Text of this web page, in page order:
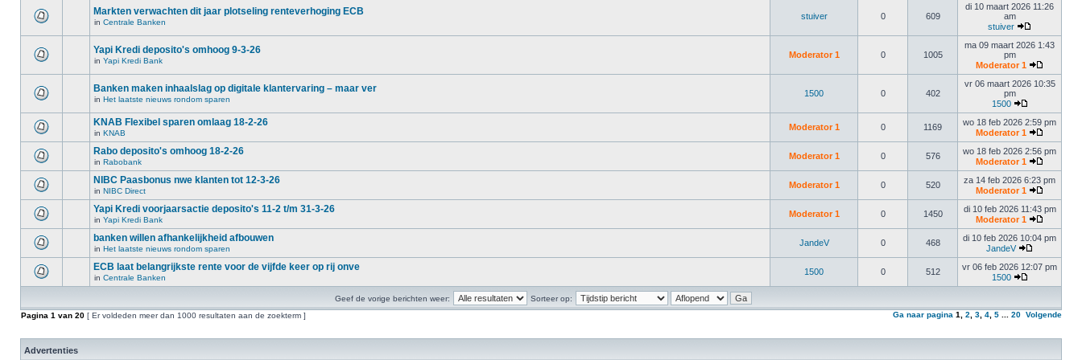
Markten verwachten dit jaar plotseling renteverhoging ECB
in Centrale Banken
stuiver 0 609
di 10 maart 2026 11:26
am
stuiver
Yapi Kredi deposito's omhoog 9-3-26
in Yapi Kredi Bank
Moderator 1 0 1005
ma 09 maart 2026 1:43
pm
Moderator 1
Banken maken inhaalslag op digitale klantervaring – maar ver
in Het laatste nieuws rondom sparen
1500 0 402
vr 06 maart 2026 10:35
pm
1500
KNAB Flexibel sparen omlaag 18-2-26
in KNAB
Moderator 1 0 1169
wo 18 feb 2026 2:59 pm
Moderator 1
Rabo deposito's omhoog 18-2-26
in Rabobank
Moderator 1 0 576
wo 18 feb 2026 2:56 pm
Moderator 1
NIBC Paasbonus nwe klanten tot 12-3-26
in NIBC Direct
Moderator 1 0 520
za 14 feb 2026 6:23 pm
Moderator 1
Yapi Kredi voorjaarsactie deposito's 11-2 t/m 31-3-26
in Yapi Kredi Bank
Moderator 1 0 1450
di 10 feb 2026 11:43 pm
Moderator 1
banken willen afhankelijkheid afbouwen
in Het laatste nieuws rondom sparen
JandeV 0 468
di 10 feb 2026 10:04 pm
JandeV
ECB laat belangrijkste rente voor de vijfde keer op rij onve
in Centrale Banken
1500 0 512
vr 06 feb 2026 12:07 pm
1500
Geef de vorige berichten weer:
Sorteer op:
Pagina 1 van 20 [ Er voldeden meer dan 1000 resultaten aan de zoekterm ] Ga naar pagina 1 2 3 4 5 20 Volgende
Advertenties